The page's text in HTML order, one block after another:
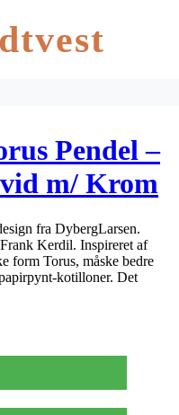
Pendel –
m/ Krom
–
cm
fra DybergLarsen.
Kerdil. Inspireret af
form Torus, måske bedre
kotilloner. Det